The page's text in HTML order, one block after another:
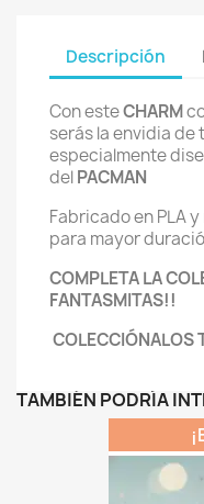
Descripción
Con esteCHARM
serás la envidia de
especialmente
delPACMAN
Fabricado en PLA
para mayor
COMPLETA LA
FANTASMITAS!!
COLECCIÓNALOS
TAMBIÉN PODRÍA